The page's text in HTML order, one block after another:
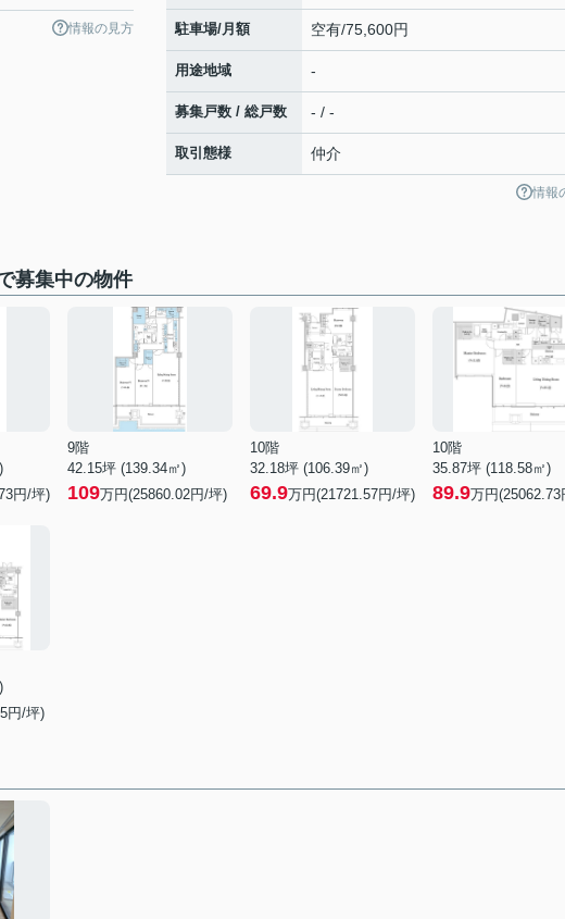
情報の見方 駐車場/月額 空有/75,600円
用途地域 -
募集戸数 / 総戸数 - / -
取引態様 仲介
情報
募集中の物件
円/坪)
9階
42.15坪 (139.34㎡)
109万円(25860.02円/坪)
10階
32.18坪 (106.39㎡)
69.9万円(21721.57円/坪)
10階
35.87坪 (118.58㎡)
89.9万円(25062.73
円/坪)